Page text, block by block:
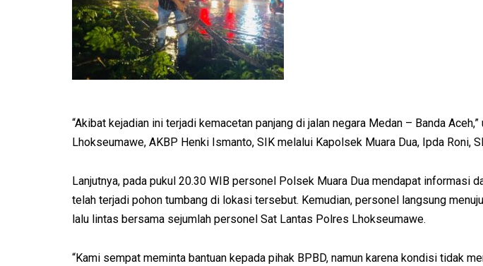
“Akibat kejadian ini terjadi kemacetan panjang di jalan negara Medan – Banda Aceh,”
Lhokseumawe, AKBP Henki Ismanto, SIK melalui Kapolsek Muara Dua, Ipda Roni,
Lanjutnya, pada pukul 20.30 WIB personel Polsek Muara Dua mendapat informasi
telah terjadi pohon tumbang di lokasi tersebut. Kemudian, personel langsung
lalu lintas bersama sejumlah personel Sat Lantas Polres Lhokseumawe.
“Kami sempat meminta bantuan kepada pihak BPBD, namun karena kondisi tidak